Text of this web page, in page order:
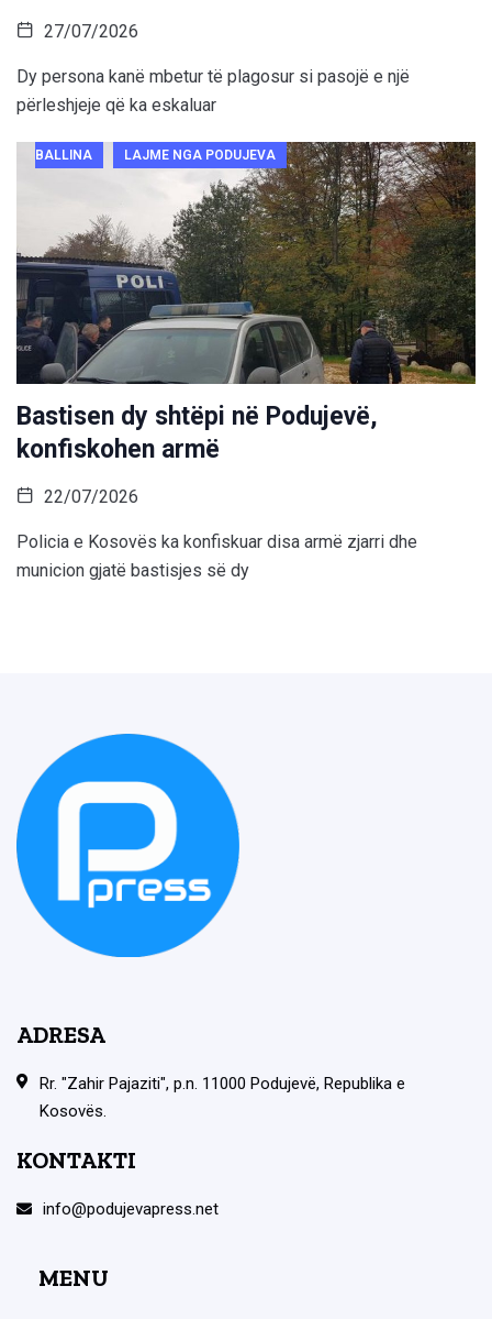
27/07/2026
Dy persona kanë mbetur të plagosur si pasojë e një
përleshjeje që ka eskaluar
BALLINA LAJME NGA PODUJEVA
Bastisen dy shtëpi në Podujevë,
konfiskohen armë
22/07/2026
Policia e Kosovës ka konfiskuar disa armë zjarri dhe
municion gjatë bastisjes së dy
ADRESA
Rr. "Zahir Pajaziti", p.n. 11000 Podujevë, Republika e
Kosovës.
KONTAKTI
info@podujevapress.net
MENU